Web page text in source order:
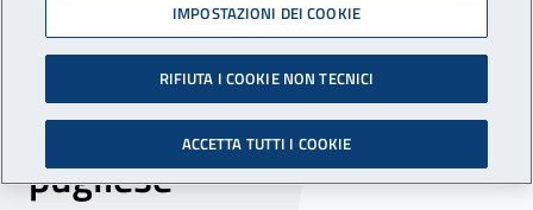
“Inail insieme”, il direttore
generale Marcello Fiori
incontra il territorio
pugliese
IMPOSTAZIONI DEI COOKIE
RIFIUTA I COOKIE NON TECNICI
ACCETTA TUTTI I COOKIE